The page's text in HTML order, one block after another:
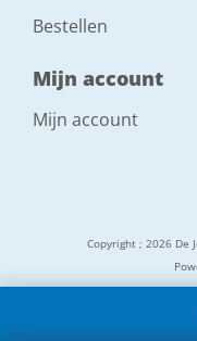
Bestellen
Mijn account
Mijn account
Copyright ; 2026 De